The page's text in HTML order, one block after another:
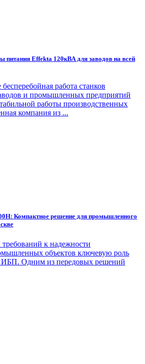
Effekta 120кВА для заводов на всей
работа станков
и промышленных предприятий
работы производственных
компания из ...
Компактное решение для промышленного
к надежности
объектов ключевую роль
ИБП. Одним из передовых решений